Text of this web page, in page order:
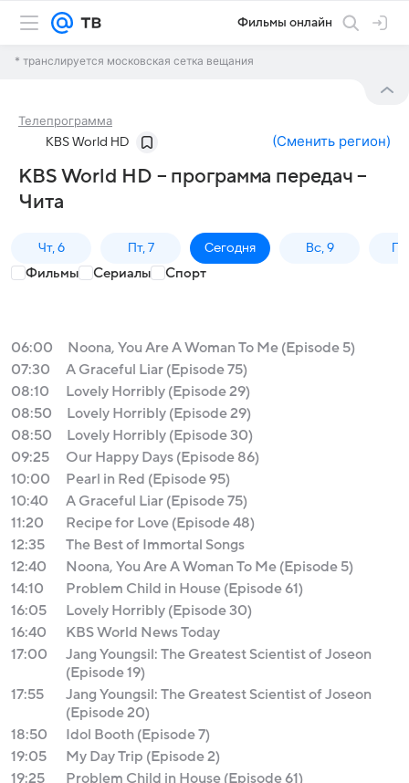
Фильмы онлайн
* транслируется московская сетка вещания
Телепрограмма
KBS World HD (Сменить регион)
KBS World HD – программа передач –
Чита
Чт, 6 Пт, 7 Сегодня Вс, 9
Фильмы Сериалы Спорт
06:00
Noona, You Are A Woman To Me (Episode 5)
07:30
A Graceful Liar (Episode 75)
08:10
Lovely Horribly (Episode 29)
08:50
Lovely Horribly (Episode 29)
08:50
Lovely Horribly (Episode 30)
09:25
Our Happy Days (Episode 86)
10:00
Pearl in Red (Episode 95)
10:40
A Graceful Liar (Episode 75)
11:20
Recipe for Love (Episode 48)
12:35
The Best of Immortal Songs
12:40
Noona, You Are A Woman To Me (Episode 5)
14:10
Problem Child in House (Episode 61)
16:05
Lovely Horribly (Episode 30)
16:40
KBS World News Today
17:00
Jang Youngsil: The Greatest Scientist of Joseon
(Episode 19)
17:55
Jang Youngsil: The Greatest Scientist of Joseon
(Episode 20)
18:50
Idol Booth (Episode 7)
19:05
My Day Trip (Episode 2)
19:25
Problem Child in House (Episode 61)